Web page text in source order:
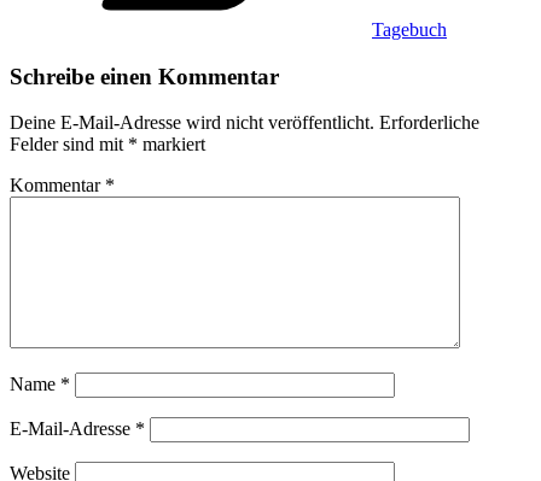
Tagebuch
Schreibe einen Kommentar
Deine E-Mail-Adresse wird nicht veröffentlicht. Erforderliche
Felder sind mit * markiert
Kommentar *
Name *
E-Mail-Adresse *
Website